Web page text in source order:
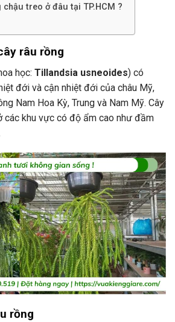
treo ở đâu tại TP.HCM ?
râu rồng
học: Tillandsia usneoides) có
đới và cận nhiệt đới của châu Mỹ,
Nam Hoa Kỳ, Trung và Nam Mỹ. Cây
các khu vực có độ ẩm cao như đầm
rồng